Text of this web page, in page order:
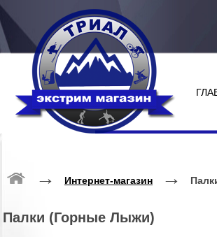
→ Интернет-магазин →
Палки (Горные Лыжи)